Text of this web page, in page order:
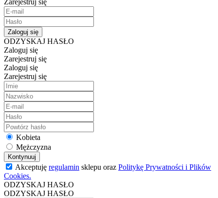
Zarejestruj się
Zaloguj się
ODZYSKAJ HASŁO
Zaloguj się
Zarejestruj się
Zaloguj się
Zarejestruj się
Kobieta
Mężczyzna
Kontynuuj
Akceptuję regulamin sklepu oraz Politykę Prywatności i Plików
Cookies.
ODZYSKAJ HASŁO
ODZYSKAJ HASŁO